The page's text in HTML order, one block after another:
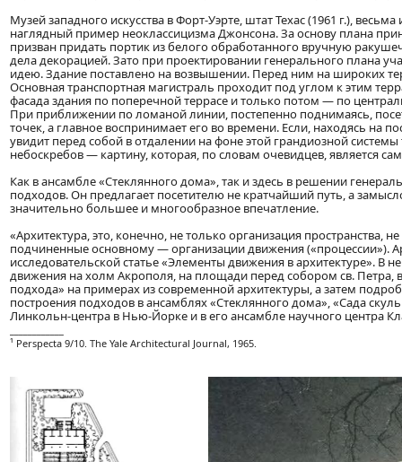
Музей западного искусства в Форт-Уэрте, штат Техас (1961 г.),
наглядный пример неоклассицизма Джонсона. За основу плана
призван придать портик из белого обработанного вручную
дела декорацией. Зато при проектировании генерального плана
идею. Здание поставлено на возвышении. Перед ним на широких
Основная транспортная магистраль проходит под углом к этим
фасада здания по поперечной террасе и только потом — по
При приближении по ломаной линии, постепенно поднимаясь,
точек, а главное воспринимает его во времени. Если, находясь на
увидит перед собой в отдалении на фоне этой грандиозной
небоскребов — картину, которая, по словам очевидцев, является
Как в ансамбле «Стеклянного дома», так и здесь в решении
подходов. Он предлагает посетителю не кратчайший путь, а
значительно большее и многообразное впечатление.
«Архитектура, это, конечно, не только организация
подчиненные основному — организации движения («процессии»).
исследовательской статье «Элементы движения в архитектуре». В
движения на холм Акрополя, на площади перед собором св. Петра,
подхода» на примерах из современной архитектуры, а затем
построения подходов в ансамблях «Стеклянного дома», «Сада
Линкольн-центра в Нью-Йорке и в его ансамбле научного центра
¹ Perspecta 9/10. The Yale Architectural Journal, 1965.